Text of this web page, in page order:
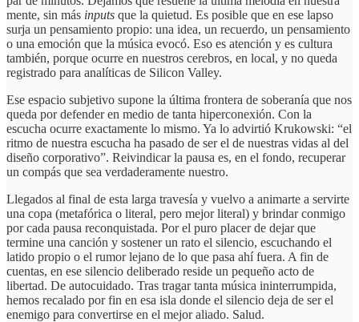
mente, sin más inputs que la quietud. Es posible que en ese lapso
surja un pensamiento propio: una idea, un recuerdo, un pensamiento
o una emoción que la música evocó. Eso es atención y es cultura
también, porque ocurre en nuestros cerebros, en local, y no queda
registrado para analíticas de Silicon Valley.
Ese espacio subjetivo supone la última frontera de soberanía que nos
queda por defender en medio de tanta hiperconexión. Con la
escucha ocurre exactamente lo mismo. Ya lo advirtió Krukowski: “el
ritmo de nuestra escucha ha pasado de ser el de nuestras vidas al del
diseño corporativo”. Reivindicar la pausa es, en el fondo, recuperar
un compás que sea verdaderamente nuestro.
Llegados al final de esta larga travesía y vuelvo a animarte a servirte
una copa (metafórica o literal, pero mejor literal) y brindar conmigo
por cada pausa reconquistada. Por el puro placer de dejar que
termine una canción y sostener un rato el silencio, escuchando el
latido propio o el rumor lejano de lo que pasa ahí fuera. A fin de
cuentas, en ese silencio deliberado reside un pequeño acto de
libertad. De autocuidado. Tras tragar tanta música ininterrumpida,
hemos recalado por fin en esa isla donde el silencio deja de ser el
enemigo para convertirse en el mejor aliado. Salud.